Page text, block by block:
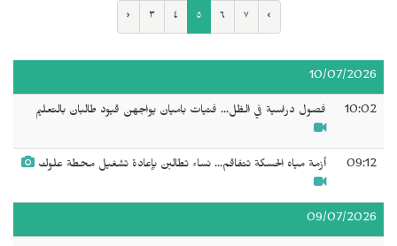
‹ ٣ ٤ ٥ ٦ ٧ ›
10/07/2026
10:02 فصول دراسية في الظل... فتيات باميان يواجهن قيود طالبان بالتعليم
09:12 أزمة مياه الحسكة تتفاقم... نساء تطالبن بإعادة تشغيل محطة علوك
09/07/2026